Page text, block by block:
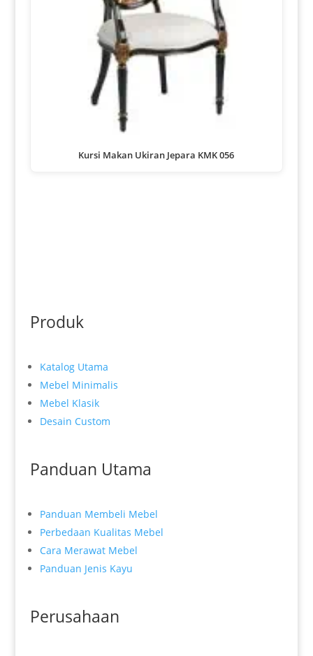
Kursi Makan Ukiran Jepara KMK 056
Produk
Katalog Utama
Mebel Minimalis
Mebel Klasik
Desain Custom
Panduan Utama
Panduan Membeli Mebel
Perbedaan Kualitas Mebel
Cara Merawat Mebel
Panduan Jenis Kayu
Perusahaan